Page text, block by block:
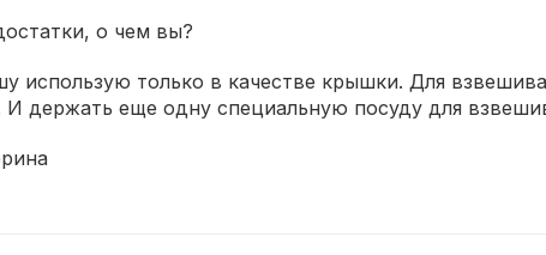
о чем вы?
использую только в качестве крышки. Для
И держать еще одну специальную посуду для